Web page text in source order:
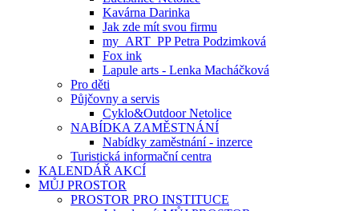
Kavárna Darinka
Jak zde mít svou firmu
my_ART_PP Petra Podzimková
Fox ink
Lapule arts - Lenka Macháčková
Pro děti
Půjčovny a servis
Cyklo&Outdoor Netolice
NABÍDKA ZAMĚSTNÁNÍ
Nabídky zaměstnání - inzerce
Turistická informační centra
KALENDÁŘ AKCÍ
MŮJ PROSTOR
PROSTOR PRO INSTITUCE